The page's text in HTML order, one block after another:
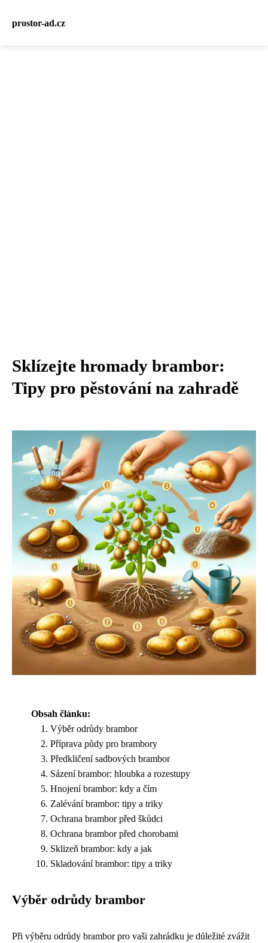
prostor-ad.cz
Sklízejte hromady brambor:
Tipy pro pěstování na zahradě
Obsah článku:
Výběr odrůdy brambor
Příprava půdy pro brambory
Předkličení sadbových brambor
Sázení brambor: hloubka a rozestupy
Hnojení brambor: kdy a čím
Zalévání brambor: tipy a triky
Ochrana brambor před škůdci
Ochrana brambor před chorobami
Sklizeň brambor: kdy a jak
Skladování brambor: tipy a triky
Výběr odrůdy brambor
Při výběru odrůdy brambor pro vaši zahrádku je důležité zvážit